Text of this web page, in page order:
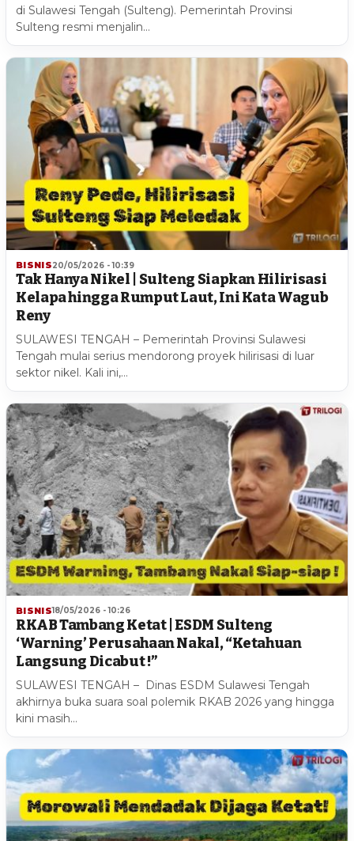
di Sulawesi Tengah (Sulteng). Pemerintah Provinsi
Sulteng resmi menjalin…
BISNIS20/05/2026 - 10:39
Tak Hanya Nikel | Sulteng Siapkan Hilirisasi
Kelapa hingga Rumput Laut, Ini Kata Wagub
Reny
SULAWESI TENGAH – Pemerintah Provinsi Sulawesi
Tengah mulai serius mendorong proyek hilirisasi di luar
sektor nikel. Kali ini,…
BISNIS18/05/2026 - 10:26
RKAB Tambang Ketat | ESDM Sulteng
‘Warning’ Perusahaan Nakal, “Ketahuan
Langsung Dicabut !”
SULAWESI TENGAH – Dinas ESDM Sulawesi Tengah
akhirnya buka suara soal polemik RKAB 2026 yang hingga
kini masih…